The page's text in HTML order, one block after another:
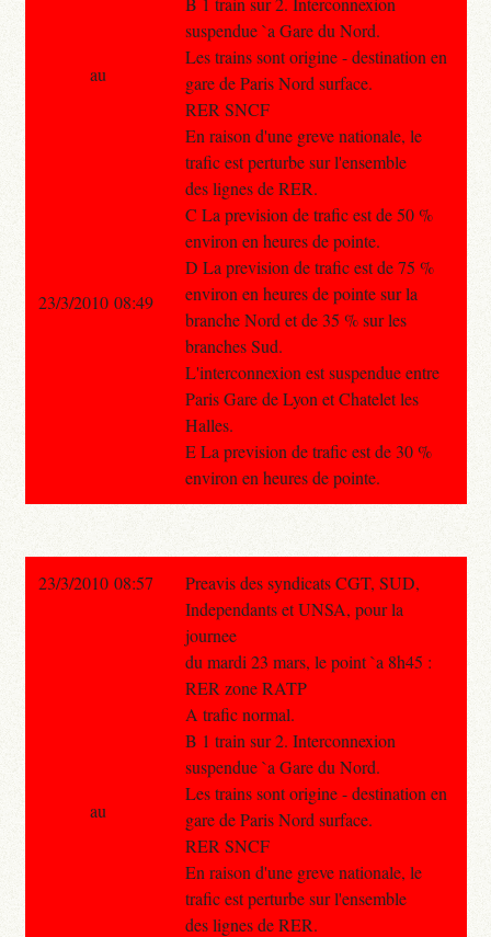
suspendue `a Gare du Nord.
Les trains sont origine - destination en
gare de Paris Nord surface.
RER SNCF
En raison d'une greve nationale, le
trafic est perturbe sur l'ensemble
des lignes de RER.
C La prevision de trafic est de 50 %
environ en heures de pointe.
D La prevision de trafic est de 75 %
environ en heures de pointe sur la
branche Nord et de 35 % sur les
branches Sud.
L'interconnexion est suspendue entre
Paris Gare de Lyon et Chatelet les
Halles.
E La prevision de trafic est de 30 %
environ en heures de pointe.
au
23/3/2010 08:49
23/3/2010 08:57
Preavis des syndicats CGT, SUD,
Independants et UNSA, pour la
journee
du mardi 23 mars, le point `a 8h45 :
RER zone RATP
A trafic normal.
B 1 train sur 2. Interconnexion
suspendue `a Gare du Nord.
Les trains sont origine - destination en
gare de Paris Nord surface.
RER SNCF
En raison d'une greve nationale, le
trafic est perturbe sur l'ensemble
des lignes de RER.
au